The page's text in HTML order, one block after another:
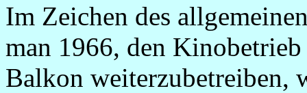
Im Zeichen des
man 1966, den
Balkon weiterzubetreiben,